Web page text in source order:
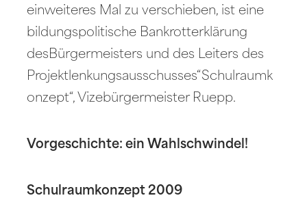
einweiteres Mal zu verschieben, ist eine
bildungspolitische Bankrotterklärung
desBürgermeisters und des Leiters des
Projektlenkungsausschusses“Schulraumk
onzept“, Vizebürgermeister Ruepp.
Vorgeschichte: ein Wahlschwindel!
Schulraumkonzept 2009